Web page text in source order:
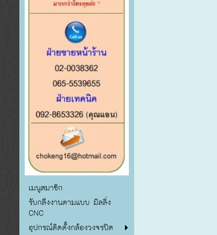
เมนูสมาชิก
รับกลึงงานตามแบบ มิลลิ่ง
CNC
อุปกรณ์ติดตั้งกล้องวงจรปิด